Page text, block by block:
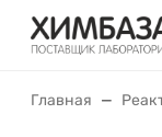
Главная